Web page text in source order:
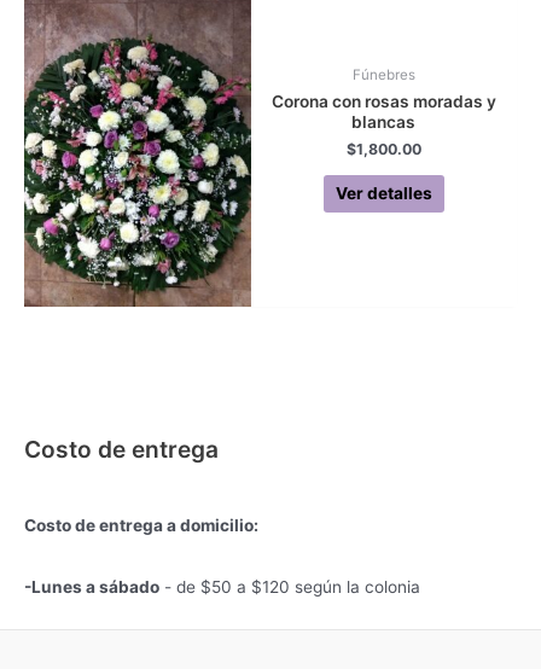
Fúnebres
Corona con rosas moradas y
blancas
$1,800.00
Ver detalles
Costo de entrega
Costo de entrega a domicilio:
-Lunes a sábado - de $50 a $120 según la colonia